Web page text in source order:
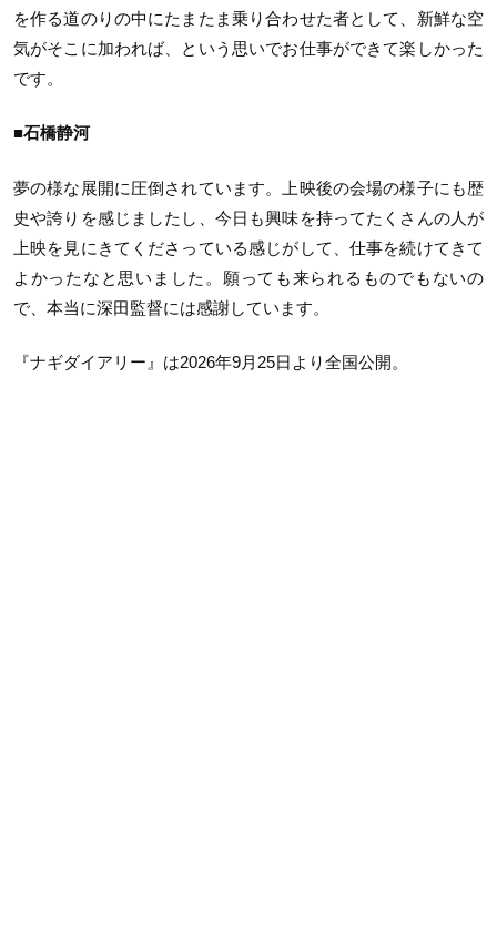
を作る道のりの中にたまたま乗り合わせた者として、新鮮な空
気がそこに加われば、という思いでお仕事ができて楽しかった
です。
■石橋静河
夢の様な展開に圧倒されています。上映後の会場の様子にも歴
史や誇りを感じましたし、今日も興味を持ってたくさんの人が
上映を見にきてくださっている感じがして、仕事を続けてきて
よかったなと思いました。願っても来られるものでもないの
で、本当に深田監督には感謝しています。
『ナギダイアリー』は2026年9月25日より全国公開。